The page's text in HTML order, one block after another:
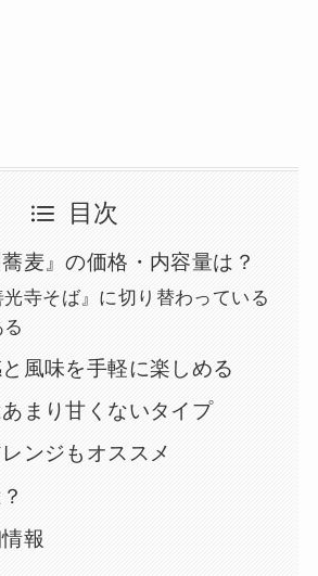
目次
蕎麦』の価格・内容量は？
光寺そば』に切り替わっている
風味を手軽に楽しめる
まり甘くないタイプ
ンジもオススメ
報